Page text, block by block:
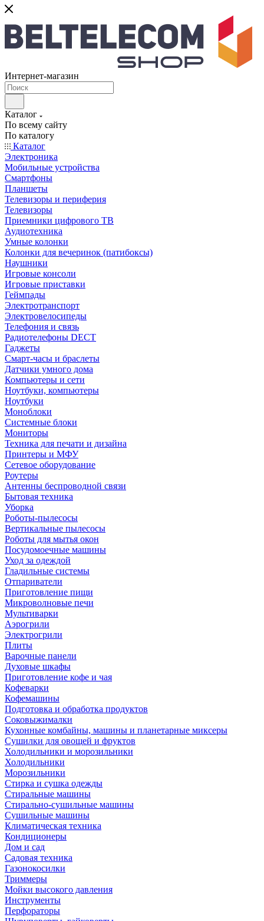
Интернет-магазин
Каталог
По всему сайту
По каталогу
Каталог
Электроника
Мобильные устройства
Смартфоны
Планшеты
Телевизоры и периферия
Телевизоры
Приемники цифрового ТВ
Аудиотехника
Умные колонки
Колонки для вечеринок (патибоксы)
Наушники
Игровые консоли
Игровые приставки
Геймпады
Электротранспорт
Электровелосипеды
Телефония и связь
Радиотелефоны DECT
Гаджеты
Смарт-часы и браслеты
Датчики умного дома
Компьютеры и сети
Ноутбуки, компьютеры
Ноутбуки
Моноблоки
Системные блоки
Мониторы
Техника для печати и дизайна
Принтеры и МФУ
Сетевое оборудование
Роутеры
Антенны беспроводной связи
Бытовая техника
Уборка
Роботы-пылесосы
Вертикальные пылесосы
Роботы для мытья окон
Посудомоечные машины
Уход за одеждой
Гладильные системы
Отпариватели
Приготовление пищи
Микроволновые печи
Мультиварки
Аэрогрили
Электрогрили
Плиты
Варочные панели
Духовые шкафы
Приготовление кофе и чая
Кофеварки
Кофемашины
Подготовка и обработка продуктов
Соковыжималки
Кухонные комбайны, машины и планетарные миксеры
Сушилки для овощей и фруктов
Холодильники и морозильники
Холодильники
Морозильники
Стирка и сушка одежды
Стиральные машины
Стирально-сушильные машины
Сушильные машины
Климатическая техника
Кондиционеры
Дом и сад
Садовая техника
Газонокосилки
Триммеры
Мойки высокого давления
Инструменты
Перфораторы